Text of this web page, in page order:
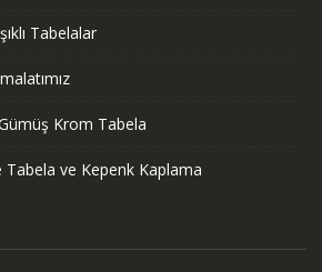
Tabelalar
Krom Tabela
Tabela ve Kepenk Kaplama